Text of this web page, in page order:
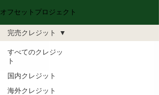
オフセットプロジェクト
すべてのクレジッ
ト
国内クレジット
海外クレジット
完売クレジット